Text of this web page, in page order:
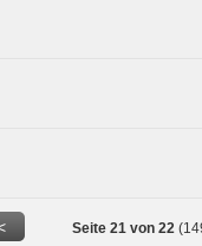
Seite 21 von 22